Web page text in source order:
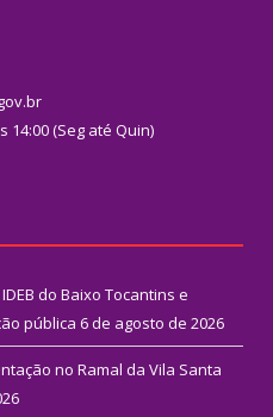
14:00 (Seg até Quin)
do Baixo Tocantins e
pública 6 de agosto de 2026
no Ramal da Vila Santa